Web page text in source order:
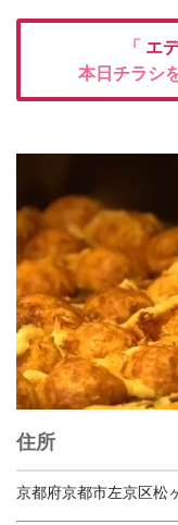
「 エ
本日チラシ
住所
京都府京都市左京区松